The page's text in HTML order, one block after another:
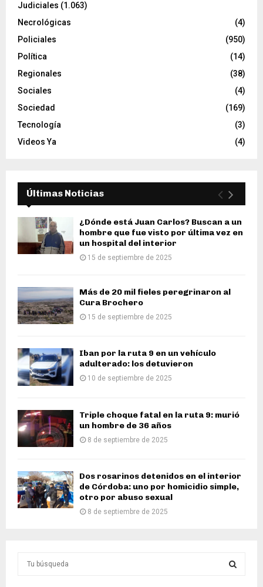
Judiciales (1.063)
Necrológicas
(4)
Policiales
(950)
Política
(14)
Regionales
(38)
Sociales
(4)
Sociedad
(169)
Tecnología
(3)
Videos Ya
(4)
Últimas Noticias
¿Dónde está Juan Carlos? Buscan a un
hombre que fue visto por última vez en
un hospital del interior
15 de septiembre de 2025
Más de 20 mil fieles peregrinaron al
Cura Brochero
15 de septiembre de 2025
Iban por la ruta 9 en un vehículo
adulterado: los detuvieron
10 de septiembre de 2025
Triple choque fatal en la ruta 9: murió
un hombre de 36 años
8 de septiembre de 2025
Dos rosarinos detenidos en el interior
de Córdoba: uno por homicidio simple,
otro por abuso sexual
8 de septiembre de 2025